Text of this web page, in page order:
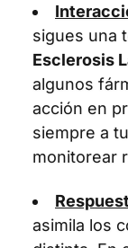
sigues una
Esclerosis
algunos
acción en
siempre a
monitorear
asimila los